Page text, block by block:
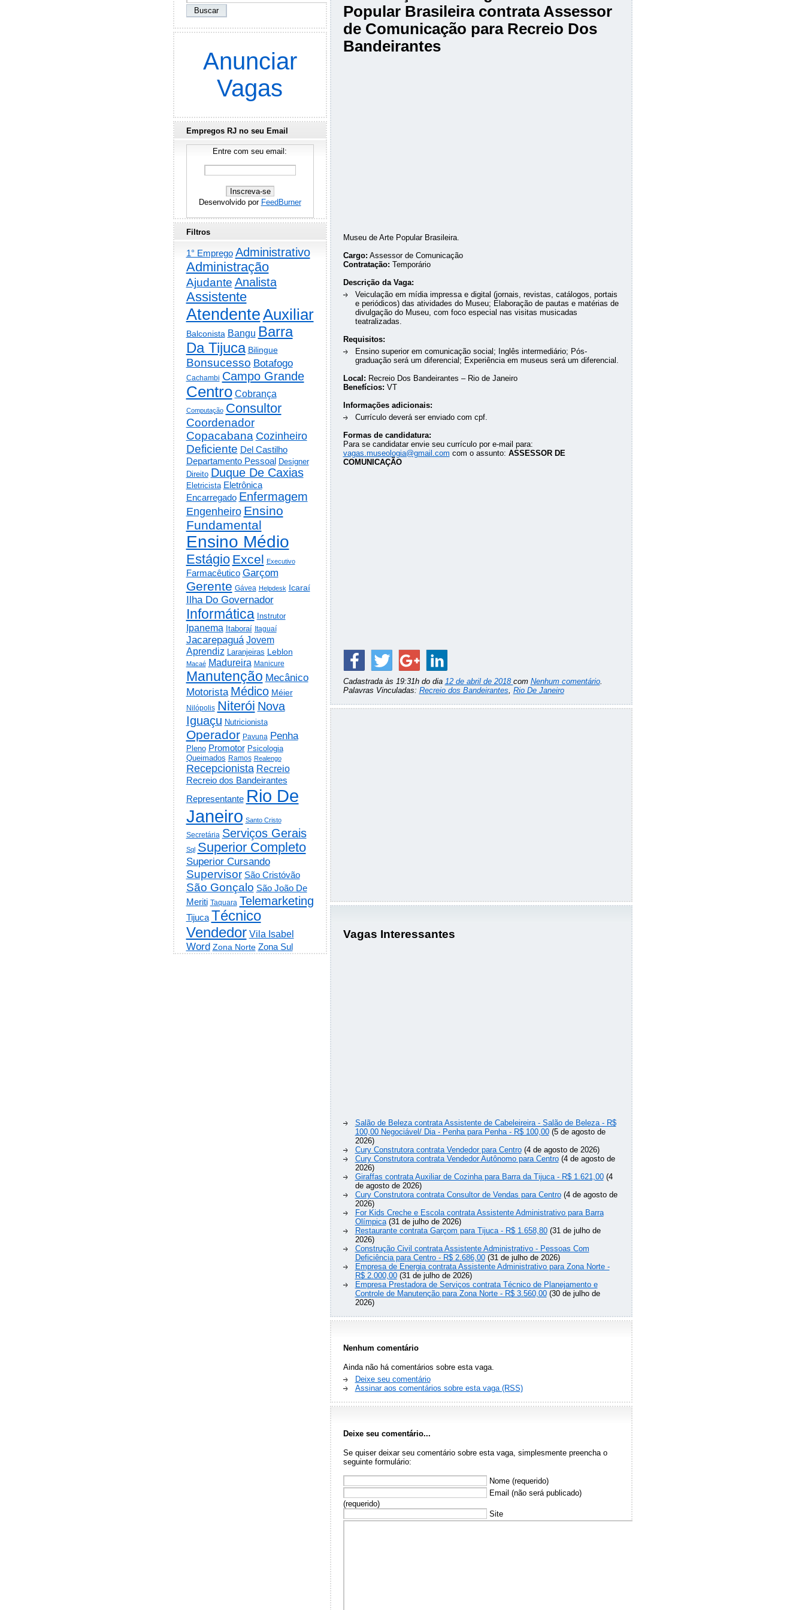
Popular Brasileira contrata Assessor
de Comunicação para Recreio Dos
Bandeirantes
Museu de Arte Popular Brasileira.
Cargo: Assessor de Comunicação
Contratação: Temporário
Descrição da Vaga:
Veiculação em mídia impressa e digital (jornais, revistas, catálogos, portais
e periódicos) das atividades do Museu; Elaboração de pautas e matérias de
divulgação do Museu, com foco especial nas visitas musicadas
teatralizadas.
Requisitos:
Ensino superior em comunicação social; Inglês intermediário; Pós-
graduação será um diferencial; Experiência em museus será um diferencial.
Local: Recreio Dos Bandeirantes – Rio de Janeiro
Benefícios: VT
Informações adicionais:
Currículo deverá ser enviado com cpf.
Formas de candidatura:
Para se candidatar envie seu currículo por e-mail para:
vagas.museologia@gmail.com com o assunto: ASSESSOR DE
COMUNICAÇÃO
Cadastrada às 19:31h do dia 12 de abril de 2018 com Nenhum comentário.
Palavras Vinculadas: Recreio dos Bandeirantes, Rio De Janeiro
Vagas Interessantes
Salão de Beleza contrata Assistente de Cabeleireira - Salão de Beleza - R$
100,00 Negociável/ Dia - Penha para Penha - R$ 100,00(5 de agosto de
2026)
Cury Construtora contrata Vendedor para Centro(4 de agosto de 2026)
Cury Construtora contrata Vendedor Autônomo para Centro(4 de agosto de
2026)
Giraffas contrata Auxiliar de Cozinha para Barra da Tijuca - R$ 1.621,00(4
de agosto de 2026)
Cury Construtora contrata Consultor de Vendas para Centro(4 de agosto de
2026)
For Kids Creche e Escola contrata Assistente Administrativo para Barra
Olímpica(31 de julho de 2026)
Restaurante contrata Garçom para Tijuca - R$ 1.658,80(31 de julho de
2026)
Construção Civil contrata Assistente Administrativo - Pessoas Com
Deficiência para Centro - R$ 2.686,00(31 de julho de 2026)
Empresa de Energia contrata Assistente Administrativo para Zona Norte -
R$ 2.000,00(31 de julho de 2026)
Empresa Prestadora de Serviços contrata Técnico de Planejamento e
Controle de Manutenção para Zona Norte - R$ 3.560,00(30 de julho de
2026)
Nenhum comentário
Ainda não há comentários sobre esta vaga.
Deixe seu comentário
Assinar aos comentários sobre esta vaga (RSS)
Deixe seu comentário...
Se quiser deixar seu comentário sobre esta vaga, simplesmente preencha o
seguinte formulário:
Nome (requerido)
Email (não será publicado)
(requerido)
Site
Anunciar
Vagas
Empregos RJ no seu Email
Entre com seu email:
Desenvolvido por FeedBurner
Filtros
1° Emprego Administrativo
Administração
Ajudante Analista
Assistente
AtendenteAuxiliar
Balconista Bangu Barra
Da Tijuca Bilingue
Bonsucesso Botafogo
Cachambi Campo Grande
Centro Cobrança
Computação Consultor
Coordenador
Copacabana Cozinheiro
Deficiente Del Castilho
Departamento Pessoal Designer
Direito Duque De Caxias
Eletricista Eletrônica
Encarregado Enfermagem
Engenheiro Ensino
Fundamental
Ensino Médio
Estágio Excel Executivo
Farmacêutico Garçom
Gerente Gávea Helpdesk Icaraí
Ilha Do Governador
Informática Instrutor
Ipanema Itaboraí Itaguaí
Jacarepaguá Jovem
Aprendiz
Laranjeiras Leblon
Macaé Madureira Manicure
Manutenção Mecânico
Motorista Médico Méier
Nilópolis Niterói Nova
Iguaçu Nutricionista
Operador Pavuna Penha
Pleno Promotor Psicologia
Queimados Ramos Realengo
Recepcionista Recreio
Recreio dos Bandeirantes
Representante Rio De
Janeiro Santo Cristo
Secretária Serviços Gerais
Sql Superior Completo
Superior Cursando
Supervisor São Cristóvão
São Gonçalo São João De
Meriti Taquara Telemarketing
Tijuca Técnico
Vendedor Vila Isabel
Word Zona Norte Zona Sul